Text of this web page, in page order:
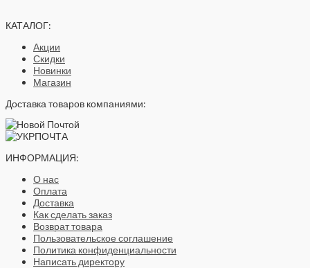
КАТАЛОГ:
Акции
Скидки
Новинки
Магазин
Доставка товаров компаниями:
ИНФОРМАЦИЯ:
О нас
Оплата
Доставка
Как сделать заказ
Возврат товара
Пользовательское соглашение
Политика конфиденциальности
Написать директору